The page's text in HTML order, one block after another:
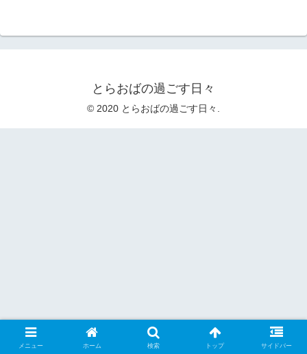
とらおばの過ごす日々
© 2020 とらおばの過ごす日々.
メニュー ホーム 検索 トップ サイドバー